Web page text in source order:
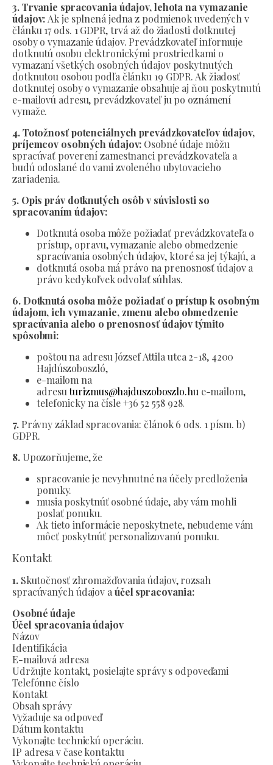
3. Trvanie spracovania údajov, lehota na vymazanie
údajov: Ak je splnená jedna z podmienok uvedených v
článku 17 ods. 1 GDPR, trvá až do žiadosti dotknutej
osoby o vymazanie údajov. Prevádzkovateľ informuje
dotknutú osobu elektronickými prostriedkami o
vymazaní všetkých osobných údajov poskytnutých
dotknutou osobou podľa článku 19 GDPR. Ak žiadosť
dotknutej osoby o vymazanie obsahuje aj ňou poskytnutú
e-mailovú adresu, prevádzkovateľ ju po oznámení
vymaže.
4. Totožnosť potenciálnych prevádzkovateľov údajov,
príjemcov osobných údajov: Osobné údaje môžu
spracúvať poverení zamestnanci prevádzkovateľa a
budú odoslané do vami zvoleného ubytovacieho
zariadenia.
5. Opis práv dotknutých osôb v súvislosti so
spracovaním údajov:
Dotknutá osoba môže požiadať prevádzkovateľa o
prístup, opravu, vymazanie alebo obmedzenie
spracúvania osobných údajov, ktoré sa jej týkajú, a
dotknutá osoba má právo na prenosnosť údajov a
právo kedykoľvek odvolať súhlas.
6. Dotknutá osoba môže požiadať o prístup k osobným
údajom, ich vymazanie, zmenu alebo obmedzenie
spracúvania alebo o prenosnosť údajov týmito
spôsobmi:
poštou na adresu József Attila utca 2-18, 4200
Hajdúszoboszló,
e-mailom na
adresuturizmus@hajduszoboszlo.hu e-mailom,
telefonicky na čísle +36 52 558 928.
7.Právny základ spracovania: článok 6 ods. 1 písm. b)
GDPR.
8.Upozorňujeme, že
spracovanie je nevyhnutné na účely predloženia
ponuky.
musia poskytnúť osobné údaje, aby vám mohli
poslať ponuku.
Ak tieto informácie neposkytnete, nebudeme vám
môcť poskytnúť personalizovanú ponuku.
Kontakt
1.Skutočnosť zhromažďovania údajov, rozsah
spracúvaných údajov a účel spracovania:
Osobné údaje
Účel spracovania údajov
Názov
Identifikácia
E-mailová adresa
Udržujte kontakt, posielajte správy s odpoveďami
Telefónne číslo
Kontakt
Obsah správy
Vyžaduje sa odpoveď
Dátum kontaktu
Vykonajte technickú operáciu.
IP adresa v čase kontaktu